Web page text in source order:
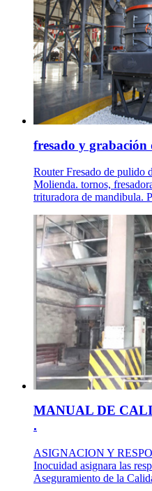
fresado y grabación
Router Fresado de pulido
Molienda. tornos,
trituradora de mandibula.
MANUAL DE
.
ASIGNACION Y
Inocuidad asignara las
Aseguramiento de la